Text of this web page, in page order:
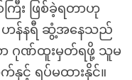
ြီး ဖြစ်ခဲ့ရတာဟု
ဟန်နရီ ဆွံ့အနေသည်
ဂုဏ်ထူးမှတ်ရဖို့ သူမ
င့် ရပ်မထားနိုင်။